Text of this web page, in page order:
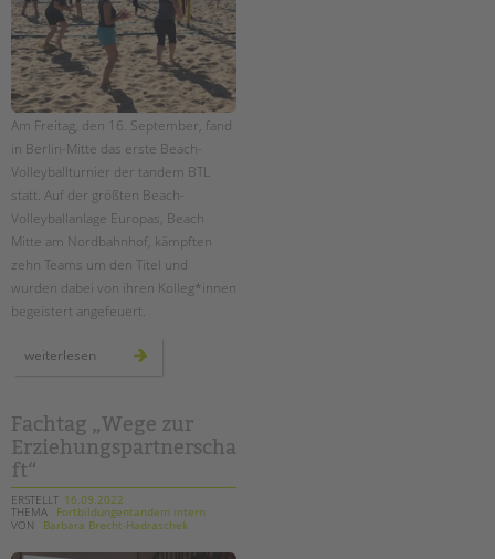
Am Freitag, den 16. September, fand
in Berlin-Mitte das erste Beach-
Volleyballturnier der tandem BTL
statt. Auf der größten Beach-
Volleyballanlage Europas, Beach
Mitte am Nordbahnhof, kämpften
zehn Teams um den Titel und
wurden dabei von ihren Kolleg*innen
begeistert angefeuert.
weiterlesen großes
btl
Fachtag „Wege zur
Erziehungspartnerscha
ft“
ERSTELLT 16.09.2022
THEMA
Fortbildungentandem intern
VON
Barbara Brecht-Hadraschek